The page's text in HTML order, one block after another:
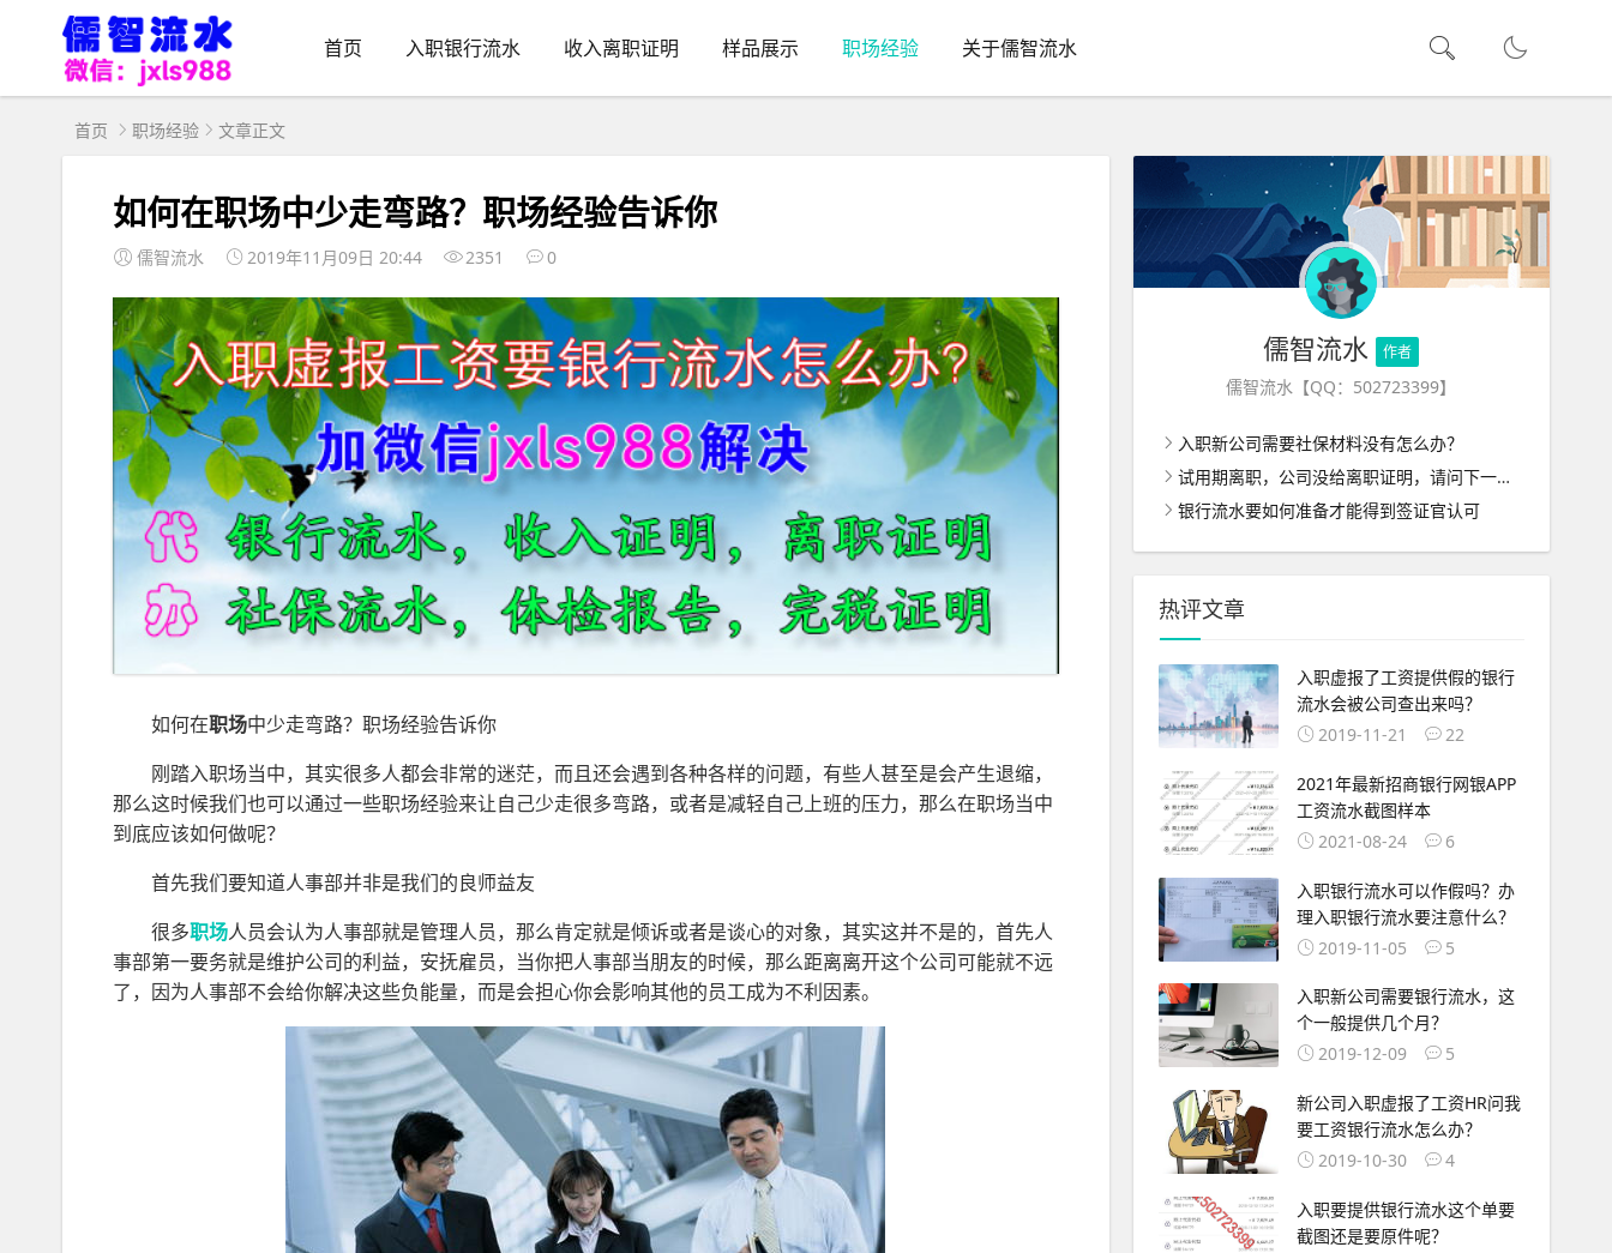
首页 入职银行流水 收入离职证明 样品展示 职场经验 关于儒智流水
首页 职场经验 文章正文
如何在职场中少走弯路？职场经验告诉你
儒智流水 2019年11月09日 20:44 2351 0
如何在职场中少走弯路？职场经验告诉你
刚踏入职场当中，其实很多人都会非常的迷茫，而且还会遇到各种各样的问题，有些人甚至是会产生退缩，
那么这时候我们也可以通过一些职场经验来让自己少走很多弯路，或者是减轻自己上班的压力，那么在职场当中
到底应该如何做呢？
首先我们要知道人事部并非是我们的良师益友
很多职场人员会认为人事部就是管理人员，那么肯定就是倾诉或者是谈心的对象，其实这并不是的，首先人
事部第一要务就是维护公司的利益，安抚雇员，当你把人事部当朋友的时候，那么距离离开这个公司可能就不远
了，因为人事部不会给你解决这些负能量，而是会担心你会影响其他的员工成为不利因素。
儒智流水 作者
儒智流水【QQ：502723399】
入职新公司需要社保材料没有怎么办？
试用期离职，公司没给离职证明，请问下一家公司入职怎么办呢？
银行流水要如何准备才能得到签证官认可
热评文章
入职虚报了工资提供假的银行
流水会被公司查出来吗？
2019-11-21
22
2021年最新招商银行网银APP
工资流水截图样本
2021-08-24
6
入职银行流水可以作假吗？办
理入职银行流水要注意什么？
2019-11-05
5
入职新公司需要银行流水，这
个一般提供几个月？
2019-12-09
5
新公司入职虚报了工资HR问我
要工资银行流水怎么办？
2019-10-30
4
入职要提供银行流水这个单要
截图还是要原件呢？